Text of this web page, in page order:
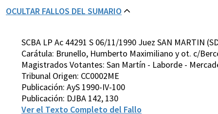
OCULTAR FALLOS DEL SUMARIO
SCBA LP Ac 44291 S 06/11/1990 Juez SAN MARTIN
Carátula: Brunello, Humberto Maximiliano y ot. c/
Magistrados Votantes: San Martín - Laborde -
Tribunal Origen: CC0002ME
Publicación: AyS 1990-IV-100
Publicación: DJBA 142, 130
Ver el Texto Completo del Fallo